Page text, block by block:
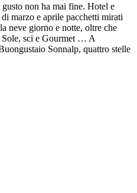
non ha mai fine. Hotel e
marzo e aprile pacchetti mirati
neve giorno e notte, oltre che
Sole, sci e Gourmet … A
Sonnalp, quattro stelle